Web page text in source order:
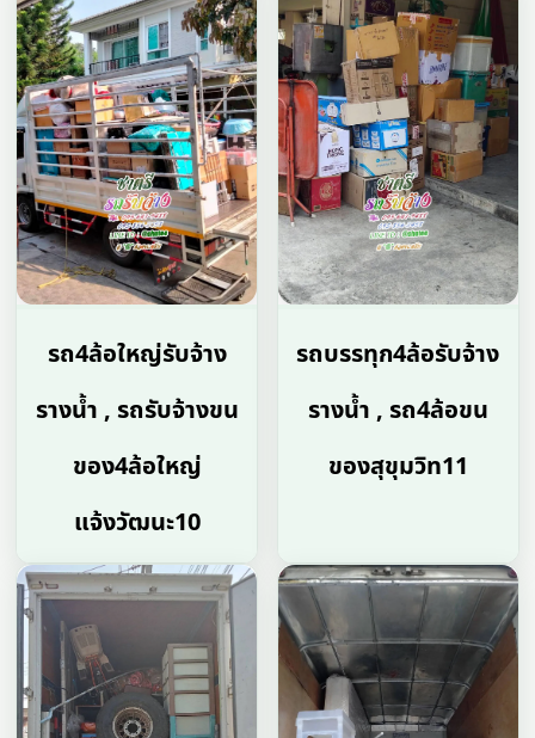
รถ4ล้อใหญ่รับจ้าง
รางน้ำ , รถรับจ้างขน
ของ4ล้อใหญ่
แจ้งวัฒนะ10
รถบรรทุก4ล้อรับจ้าง
รางน้ำ , รถ4ล้อขน
ของสุขุมวิท11